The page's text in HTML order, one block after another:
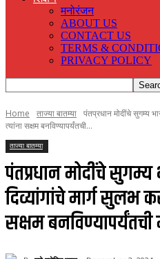
मनोरंजन
ABOUT US
CONTACT US
TERMS &
PRIVACY POLICY
Home ताज्या बातम्या पंतप्रधान मोदींचे सुगम्य
त्यांना सक्षम बनविण्यापर्यंतची...
ताज्या बातम्या
पंतप्रधान मोदींचे
दिव्यांगांचे मार्ग सुलभ
सक्षम बनविण्यापर्यंतची